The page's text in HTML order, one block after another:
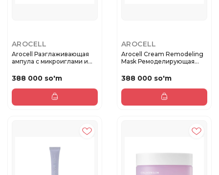
AROCELL
Arocell Разглаживающая
ампула с микроиглами и
388 000 so'm
AROCELL
Arocell Cream Remodeling
Mask Ремоделирующая
388 000 so'm